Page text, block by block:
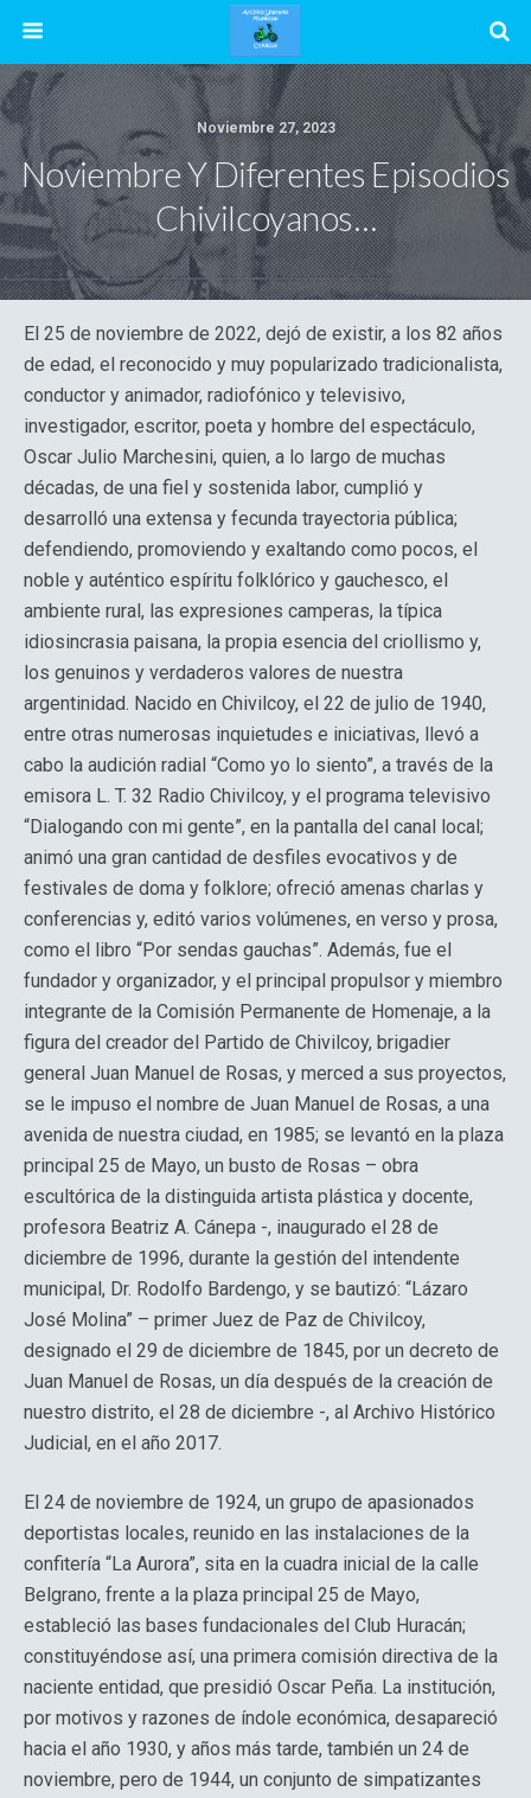
Noviembre 27, 2023
Noviembre Y Diferentes Episodios
Chivilcoyanos…
El 25 de noviembre de 2022, dejó de existir, a los 82 años
de edad, el reconocido y muy popularizado tradicionalista,
conductor y animador, radiofónico y televisivo,
investigador, escritor, poeta y hombre del espectáculo,
Oscar Julio Marchesini, quien, a lo largo de muchas
décadas, de una fiel y sostenida labor, cumplió y
desarrolló una extensa y fecunda trayectoria pública;
defendiendo, promoviendo y exaltando como pocos, el
noble y auténtico espíritu folklórico y gauchesco, el
ambiente rural, las expresiones camperas, la típica
idiosincrasia paisana, la propia esencia del criollismo y,
los genuinos y verdaderos valores de nuestra
argentinidad. Nacido en Chivilcoy, el 22 de julio de 1940,
entre otras numerosas inquietudes e iniciativas, llevó a
cabo la audición radial “Como yo lo siento”, a través de la
emisora L. T. 32 Radio Chivilcoy, y el programa televisivo
“Dialogando con mi gente”, en la pantalla del canal local;
animó una gran cantidad de desfiles evocativos y de
festivales de doma y folklore; ofreció amenas charlas y
conferencias y, editó varios volúmenes, en verso y prosa,
como el libro “Por sendas gauchas”. Además, fue el
fundador y organizador, y el principal propulsor y miembro
integrante de la Comisión Permanente de Homenaje, a la
figura del creador del Partido de Chivilcoy, brigadier
general Juan Manuel de Rosas, y merced a sus proyectos,
se le impuso el nombre de Juan Manuel de Rosas, a una
avenida de nuestra ciudad, en 1985; se levantó en la plaza
principal 25 de Mayo, un busto de Rosas – obra
escultórica de la distinguida artista plástica y docente,
profesora Beatriz A. Cánepa -, inaugurado el 28 de
diciembre de 1996, durante la gestión del intendente
municipal, Dr. Rodolfo Bardengo, y se bautizó: “Lázaro
José Molina” – primer Juez de Paz de Chivilcoy,
designado el 29 de diciembre de 1845, por un decreto de
Juan Manuel de Rosas, un día después de la creación de
nuestro distrito, el 28 de diciembre -, al Archivo Histórico
Judicial, en el año 2017.
El 24 de noviembre de 1924, un grupo de apasionados
deportistas locales, reunido en las instalaciones de la
confitería “La Aurora”, sita en la cuadra inicial de la calle
Belgrano, frente a la plaza principal 25 de Mayo,
estableció las bases fundacionales del Club Huracán;
constituyéndose así, una primera comisión directiva de la
naciente entidad, que presidió Oscar Peña. La institución,
por motivos y razones de índole económica, desapareció
hacia el año 1930, y años más tarde, también un 24 de
noviembre, pero de 1944, un conjunto de simpatizantes